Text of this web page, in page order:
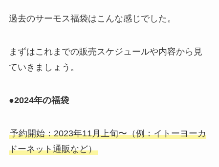
過去のサーモス福袋はこんな感じでした。
まずはこれまでの販売スケジュールや内容から見
ていきましょう。
●2024年の福袋
予約開始：2023年11月上旬〜（例：イトーヨーカ
ドーネット通販など）